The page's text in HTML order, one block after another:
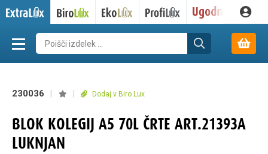
230036 Dodaj v Biro Lux
BLOK KOLEGIJ A5 70L ČRTE ART.21393A
LUKNJAN